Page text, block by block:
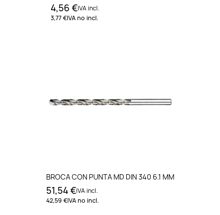
4,56 €IVA incl.
3,77 €IVA no incl.
BROCA CON PUNTA MD DIN 340 6.1 MM
51,54 €IVA incl.
42,59 €IVA no incl.